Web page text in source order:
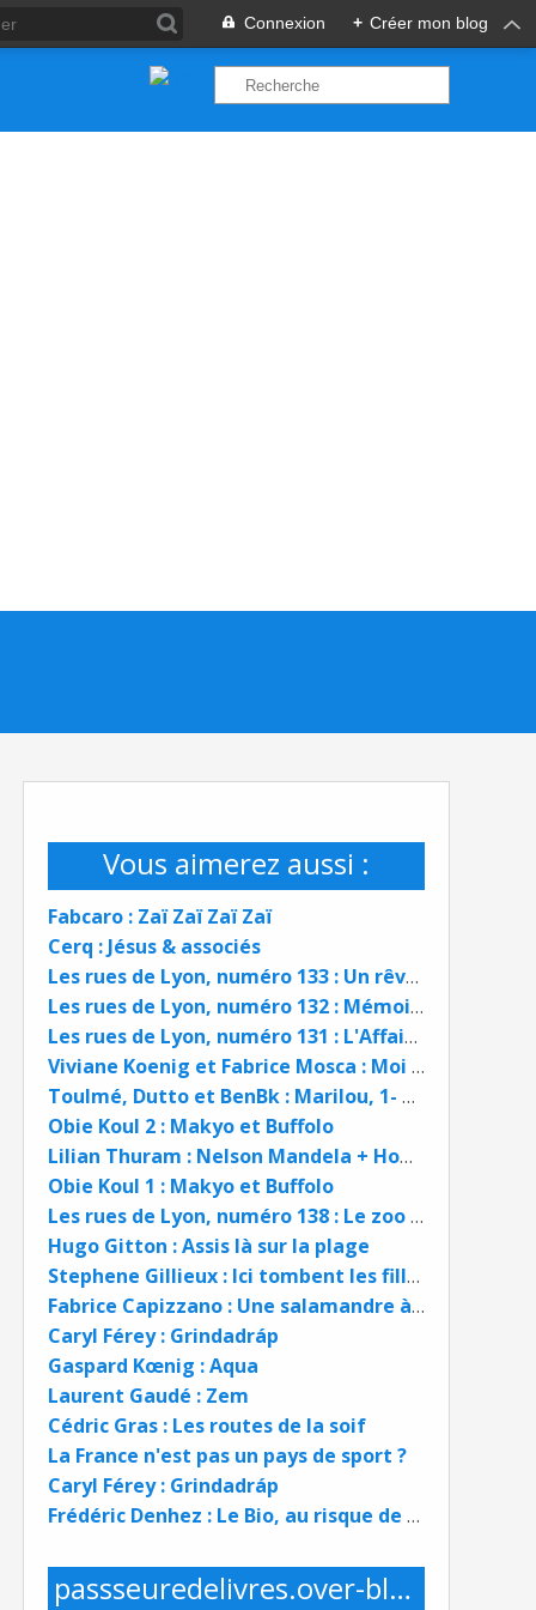
Connexion + Créer mon blog
Vous aimerez aussi :
Fabcaro : Zaï Zaï Zaï Zaï
Cerq : Jésus & associés
Les rues de Lyon, numéro 133 : Un rêve de Canuts
Les rues de Lyon, numéro 132 : Mémoires d'Arménie
Les rues de Lyon, numéro 131 : L'Affaire Noir - Botton
Viviane Koenig et Fabrice Mosca : Moi Toutânkhamon, ma vie de Pharaon
Toulmé, Dutto et BenBk : Marilou, 1- La magie de la campagne !
Obie Koul 2 : Makyo et Buffolo
Lilian Thuram : Nelson Mandela + Hommage à Winnie Mandela
Obie Koul 1 : Makyo et Buffolo
Les rues de Lyon, numéro 138 : Le zoo de Lyon
Hugo Gitton : Assis là sur la plage
Stephene Gillieux : Ici tombent les filles
Fabrice Capizzano : Une salamandre à l'oreille
Caryl Férey : Grindadráp
Gaspard Kœnig : Aqua
Laurent Gaudé : Zem
Cédric Gras : Les routes de la soif
La France n'est pas un pays de sport ?
Caryl Férey : Grindadráp
Frédéric Denhez : Le Bio, au risque de tout perdre
passseuredelivres.over-blog.com